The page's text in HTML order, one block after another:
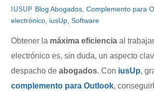
IUSUP Blog Abogados, Complemento para
electrónico iusUp ,Software
Obtener la máxima eficiencia al
electrónico es, sin duda, un aspecto
despacho deabogados. Con iusUp,
complemento para Outlook,